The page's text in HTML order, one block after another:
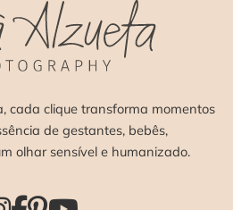
cada clique transforma momentos
de gestantes, bebês,
olhar sensível e humanizado.